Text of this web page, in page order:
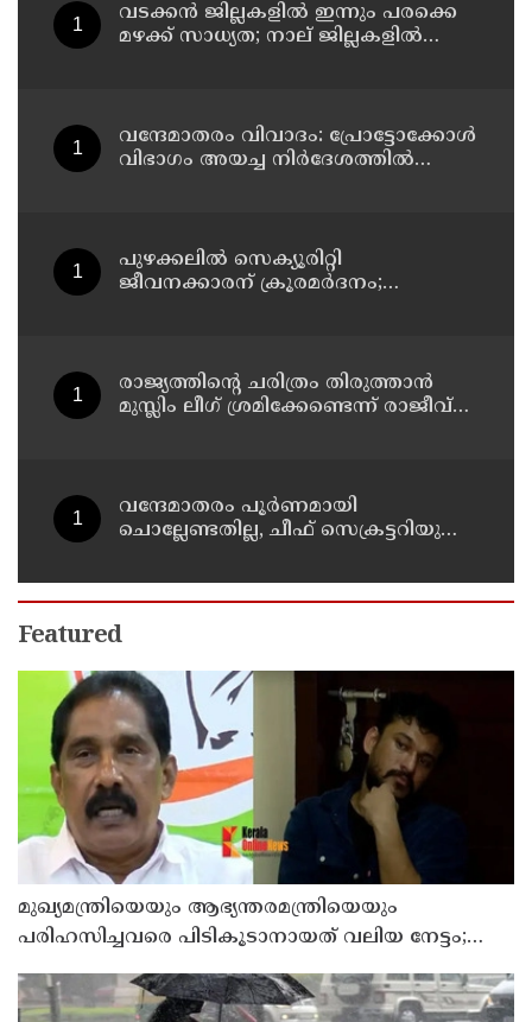
വടക്കന്‍ ജില്ലകളില്‍ ഇന്നും പരക്കെ
മഴക്ക് സാധ്യത; നാല് ജില്ലകളില്‍
വന്ദേമാതരം വിവാദം: പ്രോട്ടോക്കോള്‍
വിഭാഗം അയച്ച നിര്‍ദേശത്തില്‍
പുഴക്കലില്‍ സെക്യൂരിറ്റി
ജീവനക്കാരന് ക്രൂരമര്‍ദനം;
രാജ്യത്തിന്റെ ചരിത്രം തിരുത്താന്‍
മുസ്ലിം ലീഗ് ശ്രമിക്കേണ്ടെന്ന് രാജീവ്
വന്ദേമാതരം പൂര്‍ണമായി
ചൊല്ലേണ്ടതില്ല, ചീഫ് സെക്രട്ടറിയുടെ
മുഖ്യമന്ത്രിയുമായി സംസാരിക്കാമെന്ന്
പി കെ കുഞ്ഞാലിക്കുട്ടി
Featured
മുഖ്യമന്ത്രിയെയും ആഭ്യന്തരമന്ത്രിയെയും
പരിഹസിച്ചവരെ പിടികൂടാനായത് വലിയ നേട്ടം;
കണ്ണൂര്‍ ഡിസിസി പ്രസിഡന്റ്